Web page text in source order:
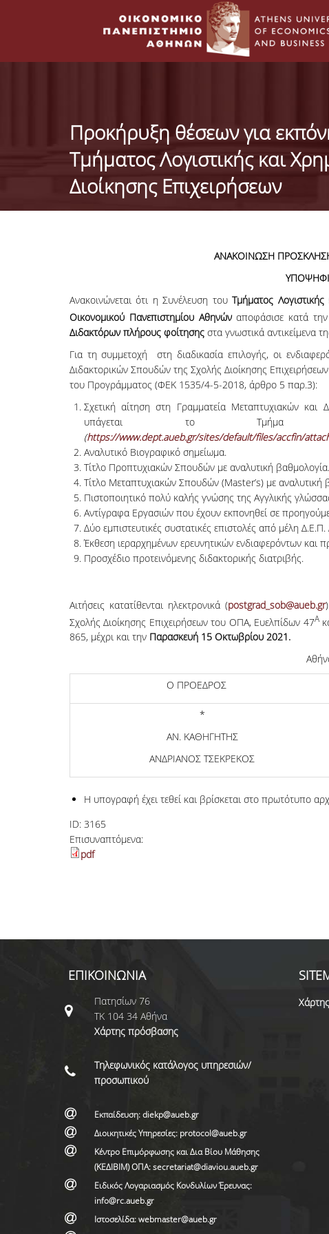
Προκήρυξη θέσεων για
Τμήματος Λογιστικής και
Διοίκησης Επιχειρήσεων
ΑΝΑΚΟΙΝΩΣΗ
Ανακοινώνεται ότι η Συνέλευση τουΤμήματος
Οικονομικού Πανεπιστημίου Αθηνώναποφάσισε κατά
Διδακτόρων πλήρους φοίτησηςστα γνωστικά αντικείμενα
Για τη συμμετοχή στη διαδικασία επιλογής, οι
Διδακτορικών Σπουδών της Σχολής Διοίκησης
του Προγράμματος (ΦΕΚ 1535/4-5-2018, άρθρο 5 παρ.3):
Σχετική αίτηση στη Γραμματεία Μεταπτυχιακών
υπάγεται το Τμήμα
(https://www.dept.aueb.gr/sites/default/files/accfin/
Αναλυτικό Βιογραφικό σημείωμα.
Τίτλο Προπτυχιακών Σπουδών με αναλυτική βαθμολογία.
Τίτλο Μεταπτυχιακών Σπουδών (Master’s) με αναλυτική
Πιστοποιητικό πολύ καλής γνώσης της Αγγλικής
Αντίγραφα Εργασιών που έχουν εκπονηθεί σε
Δύο εμπιστευτικές συστατικές επιστολές από μέλη
Έκθεση ιεραρχημένων ερευνητικών ενδιαφερόντων και
Προσχέδιο προτεινόμενης διδακτορικής διατριβής.
Αιτήσεις κατατίθενται ηλεκτρονικά (postgrad_sob@aueb.gr
Σχολής Διοίκησης Επιχειρήσεων του ΟΠΑ, Ευελπίδων 47Α
865, μέχρι και την Παρασκευή 15 Οκτωβρίου 2021.
Ο ΠΡΟΕΔΡΟΣ
*
ΑΝ. ΚΑΘΗΓΗΤΗΣ
ΑΝΔΡΙΑΝΟΣ ΤΣΕΚΡΕΚΟΣ
Η υπογραφή έχει τεθεί και βρίσκεται στο πρωτότυπο
ID: 3165
Επισυναπτόμενα:
pdf
ΕΠΙΚΟΙΝΩΝΙΑ
Πατησίων 76
ΤΚ 104 34 Αθήνα
Χάρτης πρόσβασης
Τηλεφωνικός κατάλογος υπηρεσιών/
προσωπικού
Εκπαίδευση: diekp@aueb.gr
Διοικητικές Υπηρεσίες: protocol@aueb.gr
Κέντρο Επιμόρφωσης και Δια Βίου Μάθησης
(ΚΕΔΙΒΙΜ) ΟΠΑ: secretariat@diaviou.aueb.gr
Ειδικός Λογαριασμός Κονδυλίων Έρευνας:
info@rc.aueb.gr
Ιστοσελίδα: webmaster@aueb.gr